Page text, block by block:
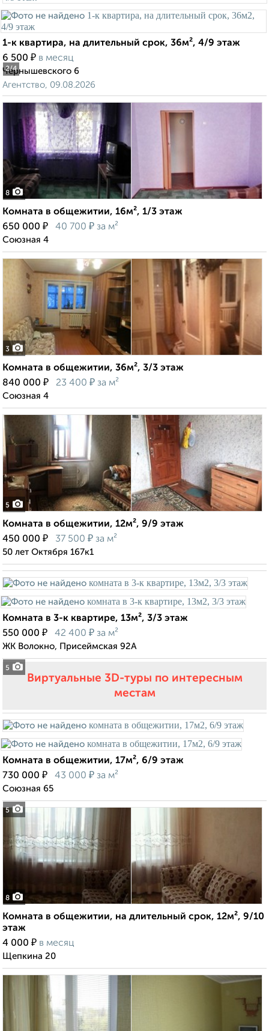
2/4
1-к квартира, на длительный срок, 36м², 4/9 этаж
6 500 ₽ в месяц
Чернышевского 6
Агентство, 09.08.2026
8
Комната в общежитии, 16м², 1/3 этаж
650 000 ₽ 40 700 ₽ за м²
Союзная 4
3
Комната в общежитии, 36м², 3/3 этаж
840 000 ₽ 23 400 ₽ за м²
Союзная 4
5
Комната в общежитии, 12м², 9/9 этаж
450 000 ₽ 37 500 ₽ за м²
50 лет Октября 167к1
5
Комната в 3-к квартире, 13м², 3/3 этаж
550 000 ₽ 42 400 ₽ за м²
ЖК Волокно, Присеймская 92А
Виртуальные 3D-туры по интересным
местам
5
Комната в общежитии, 17м², 6/9 этаж
730 000 ₽ 43 000 ₽ за м²
Союзная 65
8
Комната в общежитии, на длительный срок, 12м², 9/10
этаж
4 000 ₽ в месяц
Щепкина 20